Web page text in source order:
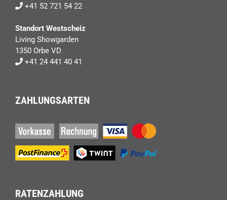
+41 52 721 54 22
Standort Westscheiz
Living Showgarden
1350 Orbe VD
+41 24 441 40 41
ZAHLUNGSARTEN
RATENZAHLUNG